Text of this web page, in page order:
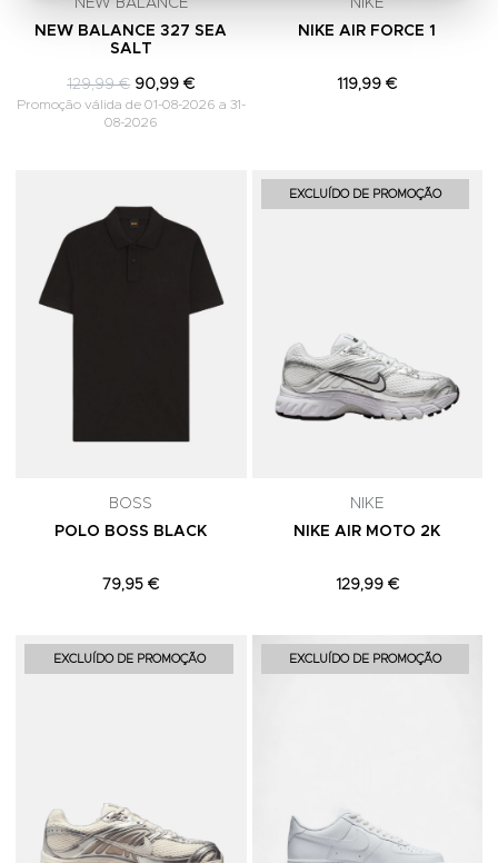
NEW BALANCE
NEW BALANCE 327 SEA
SALT
129,99 € 90,99 €
Promoção válida de 01-08-2026 a 31-
08-2026
NIKE
NIKE AIR FORCE 1
119,99 €
Adicionar aos Favoritos
BOSS
POLO BOSS BLACK
79,95 €
EXCLUÍDO DE PROMOÇÃO
NIKE
NIKE AIR MOTO 2K
129,99 €
EXCLUÍDO DE PROMOÇÃO Adicionar aos Favoritos
EXCLUÍDO DE PROMOÇÃO